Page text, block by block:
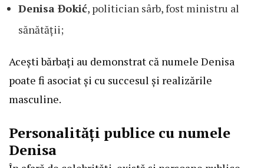
Denisa Đokić, politician sârb, fost ministru al
sănătății;
Acești bărbați au demonstrat că numele Denisa
poate fi asociat și cu succesul și realizările
masculine.
Personalități publice cu numele
Denisa